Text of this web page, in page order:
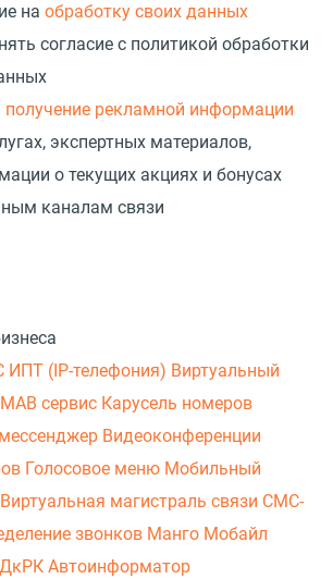
на обработку своих данных
согласие с политикой обработки
получение рекламной информации
экспертных материалов,
о текущих акциях и бонусах
каналам связи
ИПТ (IP-телефония) Виртуальный
МАВ сервис Карусель номеров
Видеоконференции
Голосовое меню Мобильный
Виртуальная магистраль связи СМС-
звонков Манго Мобайл
Автоинформатор